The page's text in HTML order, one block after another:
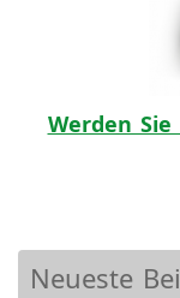
Werden
Neueste